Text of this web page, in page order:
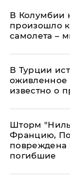
В Колумбии
произошло
самолета –
В Турции
оживленное
известно о
Шторм
Францию,
повреждена
погибшие